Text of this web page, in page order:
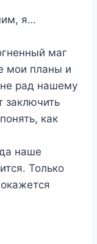
я…
маг
мои планы и
рад нашему
заключить
как
наше
Только